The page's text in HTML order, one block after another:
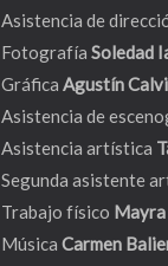
Asistencia de
Fotografía Soledad
Gráfica Agustín
Asistencia de
Asistencia artística
Segunda asistente
Trabajo físico
MúsicaCarmen